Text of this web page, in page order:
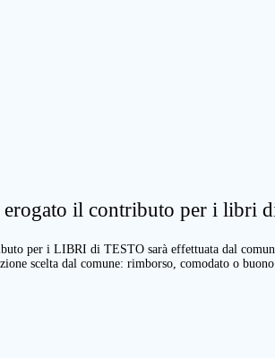
erogato il contributo per i libri
per i LIBRI di TESTO sarà effettuata dal
scelta dal comune: rimborso, comodato o